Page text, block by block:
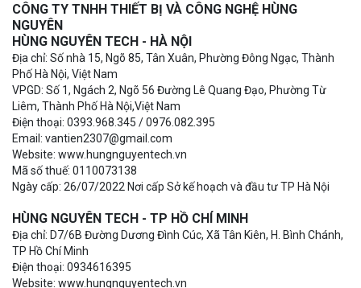
CÔNG TY TNHH THIẾT BỊ VÀ CÔNG NGHỆ HÙNG
NGUYÊN
HÙNG NGUYÊN TECH - HÀ NỘI
Địa chỉ: Số nhà 15, Ngõ 85, Tân Xuân, Phường Đông Ngạc, Thành
Phố Hà Nội, Việt Nam
VPGD: Số 1, Ngách 2, Ngõ 56 Đường Lê Quang Đạo, Phường Từ
Liêm, Thành Phố Hà Nội,Việt Nam
Điện thoại: 0393.968.345 / 0976.082.395
Email: vantien2307@gmail.com
Website: www.hungnguyentech.vn
Mã số thuế: 0110073138
Ngày cấp: 26/07/2022 Nơi cấp Sở kế hoạch và đầu tư TP Hà Nội
HÙNG NGUYÊN TECH - TP HỒ CHÍ MINH
Địa chỉ: D7/6B Đường Dương Đình Cúc, Xã Tân Kiên, H. Bình Chánh,
TP Hồ Chí Minh
Điện thoại: 0934616395
Website: www.hungnguyentech.vn